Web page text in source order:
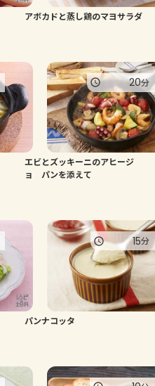
アボカドと蒸し鶏のマヨサラダ
エビとズッキーニのアヒージ
ョ パンを添えて
20分
パンナコッタ
15分